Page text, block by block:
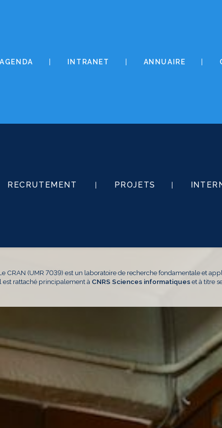
AGENDA INTRANET ANNUAIRE
RECRUTEMENT PROJETS
CRAN (UMR 7039) est un laboratoire de recherche fondamentale et
est rattaché principalement à CNRS Sciences informatiqueset à titre